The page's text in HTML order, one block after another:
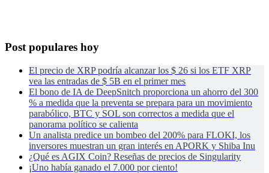
Post populares hoy
El precio de XRP podría alcanzar los $ 26 si los ETF XRP
vea las entradas de $ 5B en el primer mes
El bono de IA de DeepSnitch proporciona un ahorro del 300
% a medida que la preventa se prepara para un movimiento
parabólico, BTC y SOL son correctos a medida que el
panorama político se calienta
Un analista predice un bombeo del 200% para FLOKI, los
inversores muestran un gran interés en APORK y Shiba Inu
¿Qué es AGIX Coin? Reseñas de precios de Singularity
¡Uno había ganado el 7.000 por ciento!